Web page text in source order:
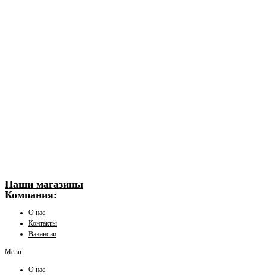
Наши магазины
Компания:
О нас
Контакты
Вакансии
Menu
О нас